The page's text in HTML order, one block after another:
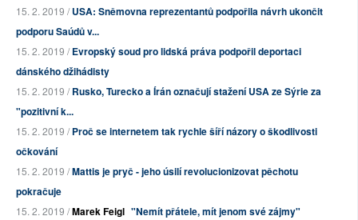
15. 2. 2019 /USA: Sněmovna reprezentantů podpořila návrh ukončit
podporu Saúdů v...
15. 2. 2019 /Evropský soud pro lidská práva podpořil deportaci
dánského džihádisty
15. 2. 2019 /Rusko, Turecko a Írán označují stažení USA ze Sýrie za
"pozitivní k...
15. 2. 2019 /Proč se internetem tak rychle šíří názory o škodlivosti
očkování
15. 2. 2019 /Mattis je pryč - jeho úsilí revolucionizovat pěchotu
pokračuje
15. 2. 2019 /Marek Feigl "Nemít přátele, mít jenom své zájmy"